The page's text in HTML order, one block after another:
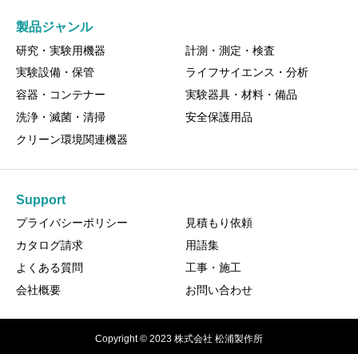
製品ジャンル
研究・実験用機器
計測・測定・検査
実験設備・保管
ライフサイエンス・分析
容器・コンテナー
実験器具・材料・備品
洗浄・滅菌・清掃
安全保護用品
クリーン環境関連機器
Support
プライバシーポリシー
見積もり依頼
カタログ請求
用語集
よくある質問
工事・施工
会社概要
お問い合わせ
Copyright © 2023 株式会社 松浦製作所